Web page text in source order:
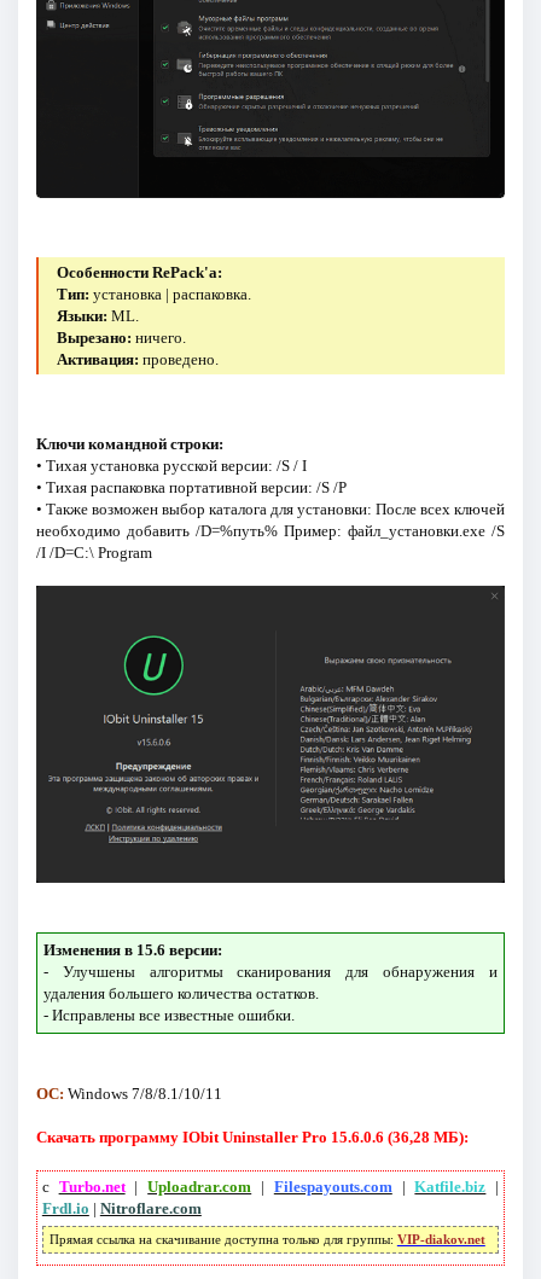
Особенности RePack'a:
Тип: установка | распаковка.
Языки: ML.
Вырезано: ничего.
Активация: проведено.
Ключи командной строки:
• Тихая установка русской версии: /S / I
• Тихая распаковка портативной версии: /S /P
• Также возможен выбор каталога для установки: После всех ключей
необходимо добавить /D=%путь% Пример: файл_установки.exe /S
/I /D=C:\ Program
Изменения в 15.6 версии:
- Улучшены алгоритмы сканирования для обнаружения и
удаления большего количества остатков.
- Исправлены все известные ошибки.
ОС: Windows 7/8/8.1/10/11
Скачать программу IObit Uninstaller Pro 15.6.0.6 (36,28 МБ):
с Turbo.net|Uploadrar.com | Filespayouts.com|Katfile.biz |
Frdl.io | Nitroflare.com
Прямая ссылка на скачивание доступна только для группы: VIP-diakov.net